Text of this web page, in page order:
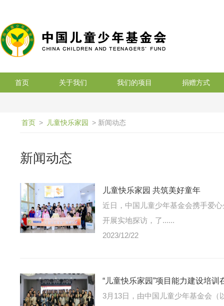
搜索
首页 关于我们 我们的项目 捐赠方式
首页 > 儿童快乐家园 > 新闻动态
新闻动态
儿童快乐家园 共筑美好童年
近日，中国儿童少年基金会携手爱
开展实地探访，了......
2023/12/22
“儿童快乐家园”项目能力建设培训
3月13日，由中国儿童少年基金会（